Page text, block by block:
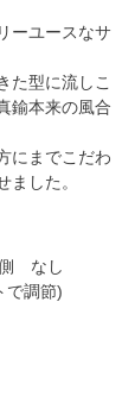
ーユースなサ
た型に流しこ
鍮本来の風合
にまでこだわ
ました。
なし
で調節)